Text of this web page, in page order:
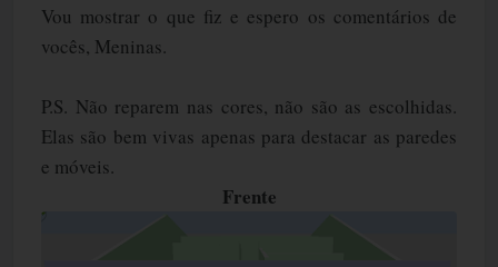
Vou mostrar o que fiz e espero os comentários de
vocês, Meninas.
P.S. Não reparem nas cores, não são as escolhidas.
Elas são bem vivas apenas para destacar as paredes
e móveis.
Frente